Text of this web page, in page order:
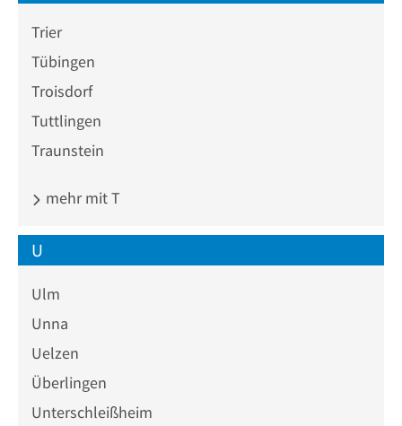
Trier
Tübingen
Troisdorf
Tuttlingen
Traunstein
mehr mit T
U
Ulm
Unna
Uelzen
Überlingen
Unterschleißheim